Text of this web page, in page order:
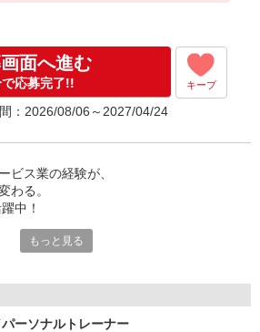
ィブ 平均38万円！
面へ進む
で応募完了!! キープ
：2026/08/06～2027/04/24
ビス業の経験が、
わる。
中！
トレーナーになりませんか？
い」
もっと見る
ーソナルトレーナー